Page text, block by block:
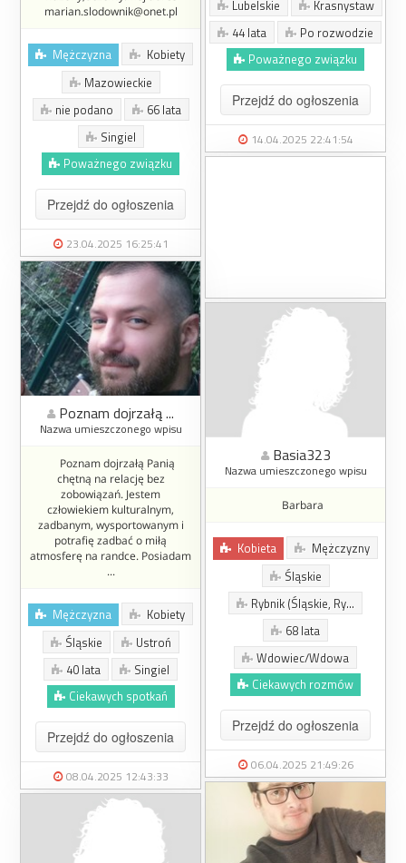
marian.slodownik@onet.pl
Mężczyzna
Kobiety
Mazowieckie
nie podano
66 lata
Singiel
Poważnego związku
Przejdź do ogłoszenia
23.04.2025 16:25:41
Lubelskie
Krasnystaw
44 lata
Po rozwodzie
Poważnego związku
Przejdź do ogłoszenia
14.04.2025 22:41:54
Poznam dojrzałą ...
Nazwa umieszczonego wpisu
Poznam dojrzałą Panią
chętną na relację bez
zobowiązań. Jestem
człowiekiem kulturalnym,
zadbanym, wysportowanym i
potrafię zadbać o miłą
atmosferę na randce. Posiadam
...
Mężczyzna
Kobiety
Śląskie
Ustroń
40 lata
Singiel
Ciekawych spotkań
Przejdź do ogłoszenia
08.04.2025 12:43:33
Basia323
Nazwa umieszczonego wpisu
Barbara
Kobieta
Mężczyzny
Śląskie
Rybnik (Śląskie, Ry...
68 lata
Wdowiec/Wdowa
Ciekawych rozmów
Przejdź do ogłoszenia
06.04.2025 21:49:26